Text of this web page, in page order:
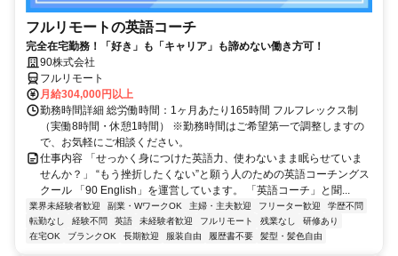
フルリモートの英語コーチ
完全在宅勤務！「好き」も「キャリア」も諦めない働き方可！
90株式会社
フルリモート
月給304,000円以上
勤務時間詳細 総労働時間：1ヶ月あたり165時間 フルフレックス制
（実働8時間・休憩1時間） ※勤務時間はご希望第一で調整しますの
で、お気軽にご相談ください。
仕事内容 「せっかく身につけた英語力、使わないまま眠らせていま
せんか？」 “もう挫折したくない”と願う人のための英語コーチングス
クール 「90 English」を運営しています。 「英語コーチ」と聞...
業界未経験者歓迎 副業・WワークOK 主婦・主夫歓迎 フリーター歓迎
学歴不問
転勤なし
経験不問 英語 未経験者歓迎 フルリモート 残業なし
研修あり
在宅OK
ブランクOK 長期歓迎 服装自由 履歴書不要 髪型・髪色自由